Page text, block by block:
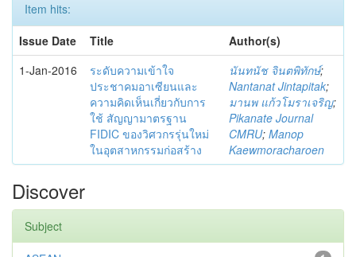
Item hits:
Issue Date
Title
Author(s)
1-Jan-2016
ระดับความเข้าใจ
ประชาคมอาเซียนและ
ความคิดเห็นเกี่ยวกับการ
ใช้ สัญญามาตรฐาน
FIDIC ของวิศวกรรุ่นใหม่
ในอุตสาหกรรมก่อสร้าง
นันทนัช จินตพิทักษ์;
Nantanat Jintapitak;
มานพ แก้วโมราเจริญ;
Pikanate Journal
CMRU; Manop
Kaewmoracharoen
Discover
Subject